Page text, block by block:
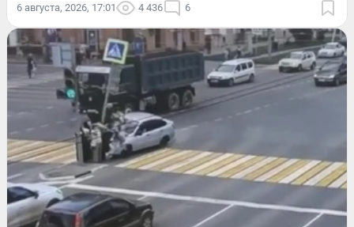
6 августа, 2026, 17:01 4 436 6